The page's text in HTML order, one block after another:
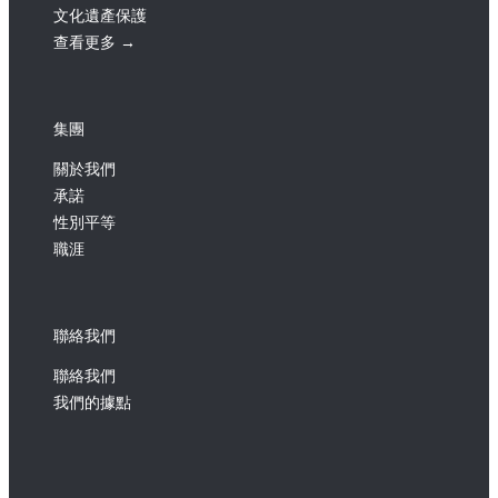
文化遺產保護
查看更多 →
集團
關於我們
承諾
性別平等
職涯
聯絡我們
聯絡我們
我們的據點